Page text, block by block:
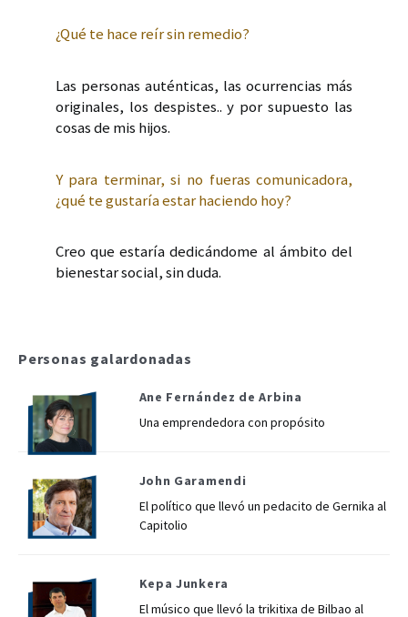
¿Qué te hace reír sin remedio?
Las personas auténticas, las ocurrencias más
originales, los despistes.. y por supuesto las
cosas de mis hijos.
Y para terminar, si no fueras comunicadora,
¿qué te gustaría estar haciendo hoy?
Creo que estaría dedicándome al ámbito del
bienestar social, sin duda.
Personas galardonadas
Ane Fernández de Arbina
Una emprendedora con propósito
John Garamendi
El político que llevó un pedacito de Gernika al
Capitolio
Kepa Junkera
El músico que llevó la trikitixa de Bilbao al